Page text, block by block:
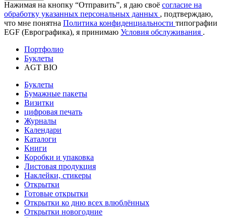
Нажимая на кнопку “Отправить”, я даю своё согласие на
обработку указанных персональных данных , подтверждаю,
что мне понятна Политика конфиденциальности типографии
EGF (Еврографика), я принимаю Условия обслуживания .
Портфолио
Буклеты
AGT BIO
Буклеты
Бумажные пакеты
Визитки
цифровая печать
Журналы
Календари
Каталоги
Книги
Коробки и упаковка
Листовая продукция
Наклейки, стикеры
Открытки
Готовые открытки
Открытки ко дню всех влюблённых
Открытки новогодние